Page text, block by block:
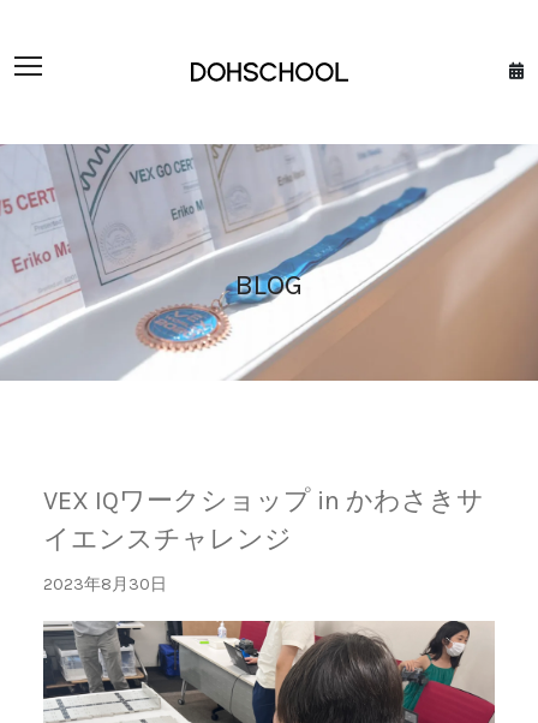
BLOG
VEX IQワークショップ in かわさきサ
イエンスチャレンジ
2023年8月30日